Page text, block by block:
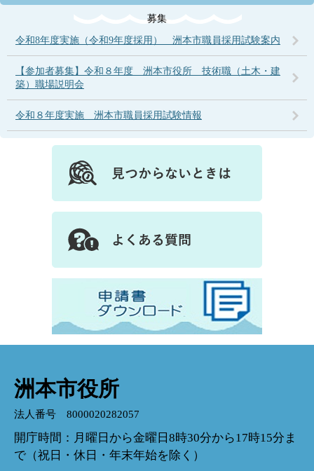
募集
令和8年度実施（令和9年度採用） 洲本市職員採用試験案内
【参加者募集】令和８年度 洲本市役所 技術職（土木・建
築）職場説明会
令和８年度実施 洲本市職員採用試験情報
洲本市役所
法人番号 8000020282057
開庁時間：月曜日から金曜日8時30分から17時15分ま
で（祝日・休日・年末年始を除く）